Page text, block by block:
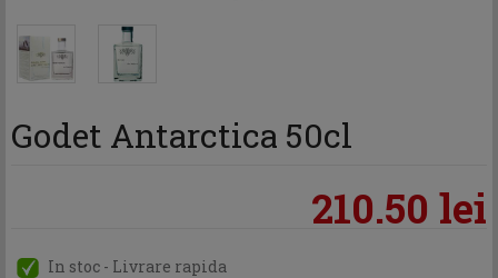
Godet Antarctica 50cl
210.50 lei
In stoc - Livrare rapida